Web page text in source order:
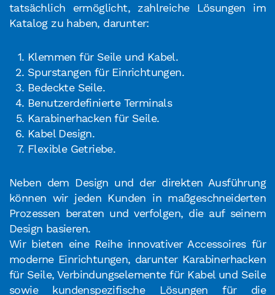
tatsächlich ermöglicht, zahlreiche Lösungen im
Katalog zu haben, darunter:
Klemmen für Seile und Kabel.
Spurstangen für Einrichtungen.
Bedeckte Seile.
Benutzerdefinierte Terminals
Karabinerhacken für Seile.
Kabel Design.
Flexible Getriebe.
Neben dem Design und der direkten Ausführung
können wir jeden Kunden in maßgeschneiderten
Prozessen beraten und verfolgen, die auf seinem
Design basieren.
Wir bieten eine Reihe innovativer Accessoires für
moderne Einrichtungen, darunter Karabinerhacken
für Seile, Verbindungselemente für Kabel und Seile
sowie kundenspezifische Lösungen für die